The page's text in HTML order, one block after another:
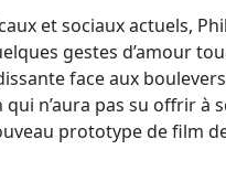
et sociaux actuels,
gestes d’amour
face aux
n’aura pas su offrir à
prototype de film